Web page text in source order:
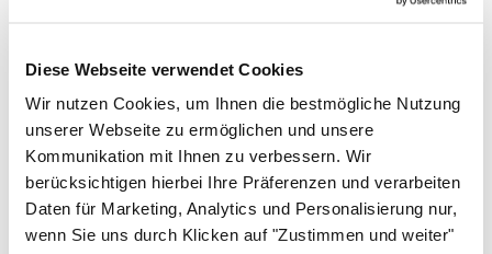
Diese Webseite verwendet Cookies
Wir nutzen Cookies, um Ihnen die bestmögliche Nutzung
unserer Webseite zu ermöglichen und unsere
Kommunikation mit Ihnen zu verbessern. Wir
berücksichtigen hierbei Ihre Präferenzen und verarbeiten
Daten für Marketing, Analytics und Personalisierung nur,
wenn Sie uns durch Klicken auf "Zustimmen und weiter"
Edelstahl Arbeitstisch mit Grundboden 50 x 70
Artikelnummer: 10020715;0
Höhe: 85 cm / 90 cm
Rostfreier Edelstahl
Materialstärke: 1 mm
Aufkantung möglich
Mit Grundboden